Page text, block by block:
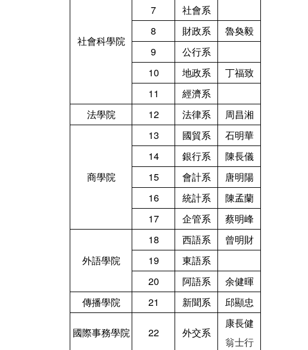
社會科學院
7
社會系
8
財政系
魯奐毅
9
公行系
10
地政系
丁福致
11
經濟系
法學院
12 法律系 周昌湘
商學院
13 國貿系
石明華
14
銀行系
陳長儀
15
會計系
唐明陽
16
統計系
陳孟蘭
17
企管系 蔡明峰
外語學院
18 西語系
曾明財
19
東語系
20
阿語系
余健暉
傳播學院
21 新聞系 邱顯忠
國際事務學院 22 外交系
康長健
翁士行